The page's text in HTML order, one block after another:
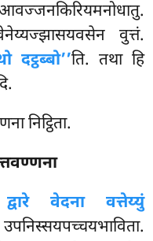
वुत्तं.
दट्ठब्बो’’ति. तथा हि
निट्ठिता.
वेदना वत्तेय्युं